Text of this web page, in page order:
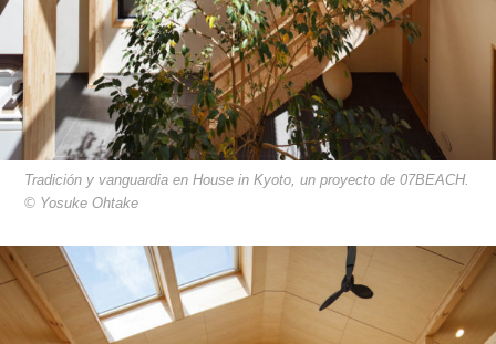
Tradición y vanguardia en House in Kyoto, un proyecto de 07BEACH.
© Yosuke Ohtake